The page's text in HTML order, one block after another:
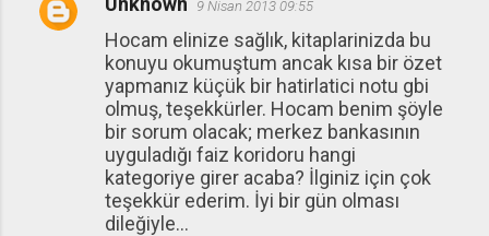
Y
9 Nisan 2013 09:55
Hocam elinize sağlık, kitaplarinizda bu
konuyu okumuştum ancak kısa bir özet
yapmanız küçük bir hatirlatici notu gbi
olmuş, teşekkürler. Hocam benim şöyle
bir sorum olacak; merkez bankasının
uyguladığı faiz koridoru hangi
kategoriye girer acaba? İlginiz için çok
teşekkür ederim. İyi bir gün olması
dileğiyle...